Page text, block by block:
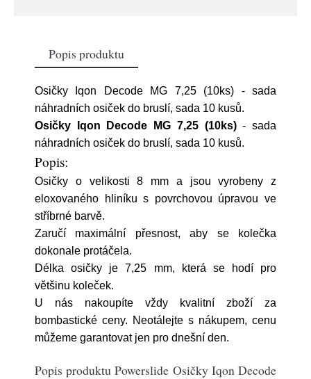
Popis produktu
Osičky Iqon Decode MG 7,25 (10ks) - sada
náhradních osiček do bruslí, sada 10 kusů.
Osičky Iqon Decode MG 7,25 (10ks)- sada
náhradních osiček do bruslí, sada 10 kusů.
Popis:
Osičky o velikosti 8 mm a jsou vyrobeny z
eloxovaného hliníku s povrchovou úpravou ve
stříbrné barvě.
Zaručí maximální přesnost, aby se kolečka
dokonale protáčela.
Délka osičky je 7,25 mm, která se hodí pro
většinu koleček.
U nás nakoupíte vždy kvalitní zboží za
bombastické ceny. Neotálejte s nákupem, cenu
můžeme garantovat jen pro dnešní den.
Popis produktu Powerslide Osičky Iqon Decode